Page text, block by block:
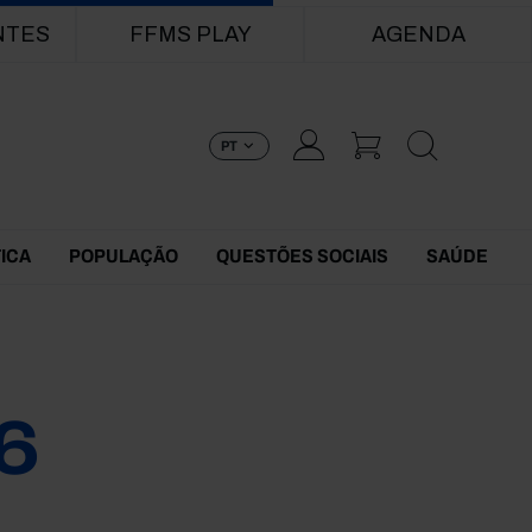
FFMS PLAY AGENDA
PT
POPULAÇÃO QUESTÕES SOCIAIS SAÚDE